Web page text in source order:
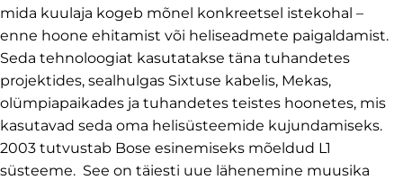
mida kuulaja kogeb mõnel konkreetsel istekohal –
enne hoone ehitamist või heliseadmete paigaldamist.
Seda tehnoloogiat kasutatakse täna tuhandetes
projektides, sealhulgas Sixtuse kabelis, Mekas,
olümpiapaikades ja tuhandetes teistes hoonetes, mis
kasutavad seda oma helisüsteemide kujundamiseks.
2003 tutvustab Bose esinemiseks mõeldud L1
süsteeme. See on täiesti uue lähenemine muusika